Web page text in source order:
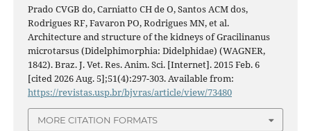
Prado CVGB do, Carniatto CH de O, Santos ACM dos,
Rodrigues RF, Favaron PO, Rodrigues MN, et al.
Architecture and structure of the kidneys of Gracilinanus
microtarsus (Didelphimorphia: Didelphidae) (WAGNER,
1842). Braz. J. Vet. Res. Anim. Sci. [Internet]. 2015 Feb. 6
[cited 2026 Aug. 5];51(4):297-303. Available from:
https://revistas.usp.br/bjvras/article/view/73480
MORE CITATION FORMATS